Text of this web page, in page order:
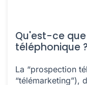
Qu'est-ce
téléphonique
La “prospection
“télémarketing”),